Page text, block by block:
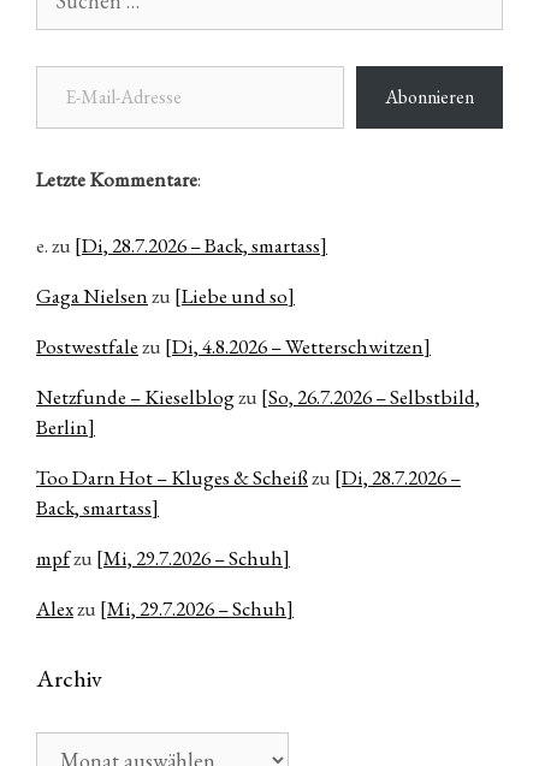
nach:
E-Mail-Adresse
Abonnieren
Letzte Kommentare:
e.zu [Di, 28.7.2026 – Back, smartass]
Gaga Nielsenzu [Liebe und so]
Postwestfalezu [Di, 4.8.2026 – Wetterschwitzen]
Netzfunde – Kieselblogzu [So, 26.7.2026 – Selbstbild,
Berlin]
Too Darn Hot – Kluges & Scheißzu [Di, 28.7.2026 –
Back, smartass]
mpfzu [Mi, 29.7.2026 – Schuh]
Alexzu [Mi, 29.7.2026 – Schuh]
Archiv